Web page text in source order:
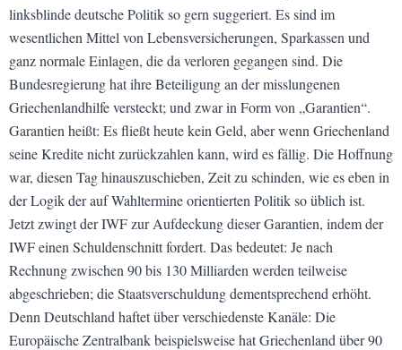
linksblinde deutsche Politik so gern suggeriert. Es sind im
wesentlichen Mittel von Lebensversicherungen, Sparkassen und
ganz normale Einlagen, die da verloren gegangen sind. Die
Bundesregierung hat ihre Beteiligung an der misslungenen
Griechenlandhilfe versteckt; und zwar in Form von „Garantien“.
Garantien heißt: Es fließt heute kein Geld, aber wenn Griechenland
seine Kredite nicht zurückzahlen kann, wird es fällig. Die Hoffnung
war, diesen Tag hinauszuschieben, Zeit zu schinden, wie es eben in
der Logik der auf Wahltermine orientierten Politik so üblich ist.
Jetzt zwingt der IWF zur Aufdeckung dieser Garantien, indem der
IWF einen Schuldenschnitt fordert. Das bedeutet: Je nach
Rechnung zwischen 90 bis 130 Milliarden werden teilweise
abgeschrieben; die Staatsverschuldung dementsprechend erhöht.
Denn Deutschland haftet über verschiedenste Kanäle: Die
Europäische Zentralbank beispielsweise hat Griechenland über 90